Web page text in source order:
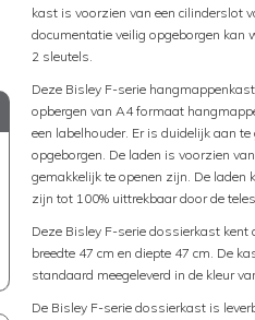
kast is voorzien van een cilinderslot
documentatie veilig opgeborgen kan
2 sleutels.
Deze Bisley F-serie
opbergen van A4 formaat
een labelhouder. Er is duidelijk aan
opgeborgen. De laden is voorzien
gemakkelijk te openen zijn. De laden
zijn tot 100% uittrekbaar door de
Deze Bisley F-serie dossierkast kent
breedte 47 cm en diepte 47 cm. De
standaard meegeleverd in de kleur
De Bisley F-serie dossierkast is